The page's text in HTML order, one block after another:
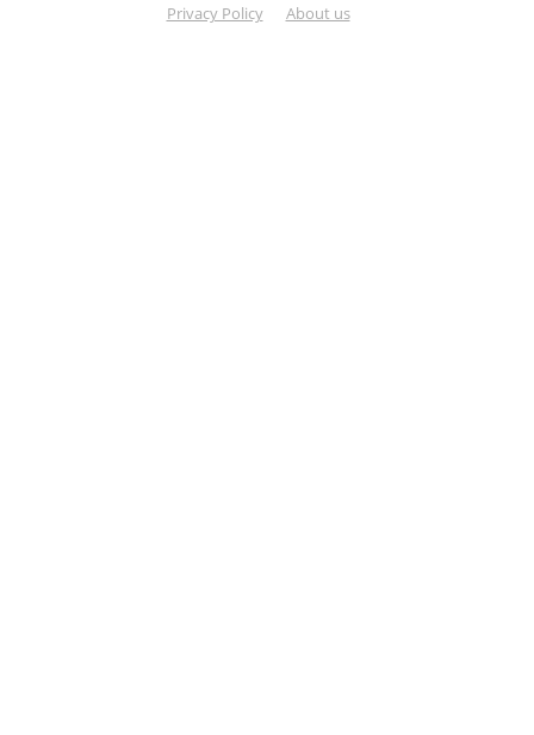
Privacy Policy
About us